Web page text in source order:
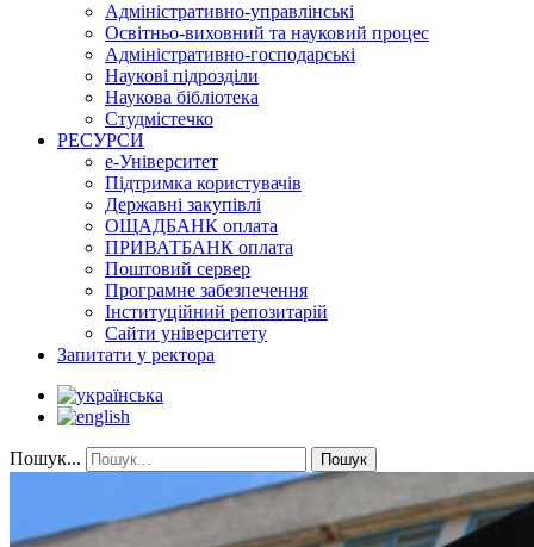
Адміністративно-управлінські
Освітньо-виховний та науковий процес
Адміністративно-господарські
Наукові підрозділи
Наукова бібліотека
Студмістечко
РЕСУРСИ
е-Університет
Підтримка користувачів
Державні закупівлі
ОЩАДБАНК оплата
ПРИВАТБАНК оплата
Поштовий сервер
Програмне забезпечення
Інституційний репозитарій
Сайти університету
Запитати у ректора
Пошук... Пошук